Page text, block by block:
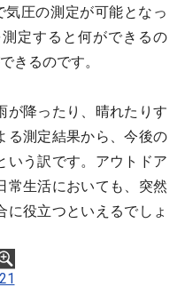
気圧の測定が可能となっ
定すると何ができるの
きるのです。
が降ったり、晴れたりす
る測定結果から、今後の
いう訳です。アウトドア
常生活においても、突然
役立つといえるでしょ